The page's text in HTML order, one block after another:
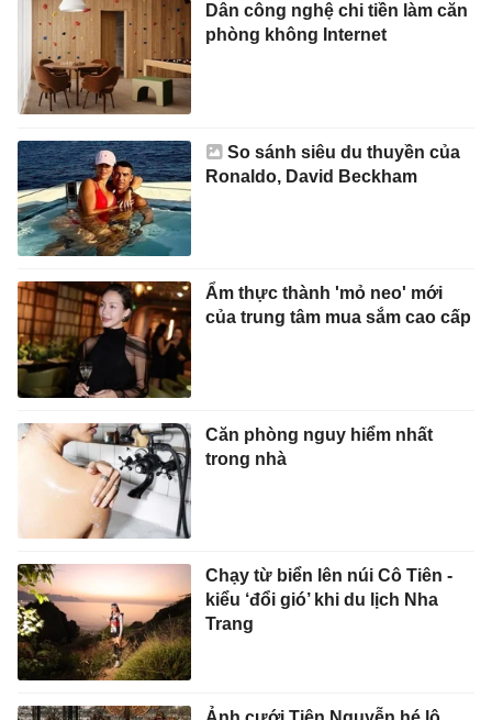
Dân công nghệ chi tiền làm căn
phòng không Internet
So sánh siêu du thuyền của
Ronaldo, David Beckham
Ẩm thực thành 'mỏ neo' mới
của trung tâm mua sắm cao cấp
Căn phòng nguy hiểm nhất
trong nhà
Chạy từ biển lên núi Cô Tiên -
kiểu ‘đổi gió’ khi du lịch Nha
Trang